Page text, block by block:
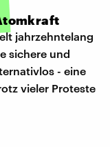
jahrzehntelang
sichere und
- eine
vieler Proteste